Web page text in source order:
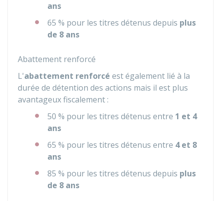
ans
65 % pour les titres détenus depuis plus
de 8 ans
Abattement renforcé
L'abattement renforcé est également lié à la
durée de détention des actions mais il est plus
avantageux fiscalement :
50 % pour les titres détenus entre 1 et 4
ans
65 % pour les titres détenus entre 4 et 8
ans
85 % pour les titres détenus depuis plus
de 8 ans